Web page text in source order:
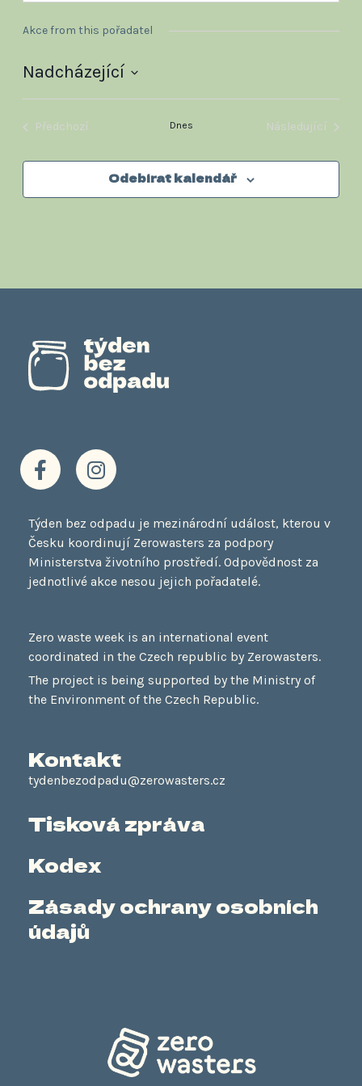
Akce from this pořadatel
Nadcházející
Předchozí
Dnes
Následující
Odebírat kalendář
F
a
e
b
o
o
f
I
n
t
a
g
r
Týden bez odpadu je mezinárodní událost, kterou v
Česku koordinují Zerowasters za podpory
Ministerstva životního prostředí. Odpovědnost za
jednotlivé akce nesou jejich pořadatelé.
Zero waste week is an international event
coordinated in the Czech republic by Zerowasters.
The project is being supported by the Ministry of
the Environment of the Czech Republic.
Kontakt
tydenbezodpadu@zerowasters.cz
Tisková zpráva
Kodex
Zásady ochrany osobních
údajů